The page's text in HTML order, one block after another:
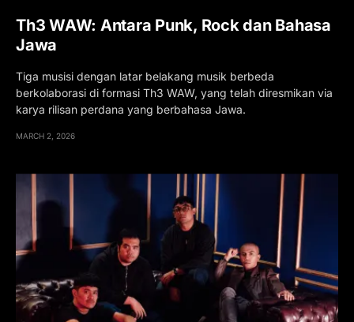
Th3 WAW: Antara Punk, Rock dan Bahasa
Jawa
Tiga musisi dengan latar belakang musik berbeda
berkolaborasi di formasi Th3 WAW, yang telah diresmikan via
karya rilisan perdana yang berbahasa Jawa.
MARCH 2, 2026